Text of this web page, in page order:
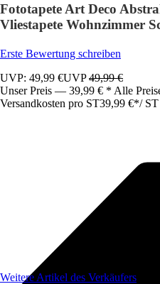
Fototapete Art Deco
Vliestapete Wohnzimmer
Erste Bewertung schreiben
UVP: 49,99 €UVP49,99 €
Unser Preis — 39,99 € * Alle
Versandkosten pro ST39,99 €*/ ST
Weitere Artikel des Verkäufers